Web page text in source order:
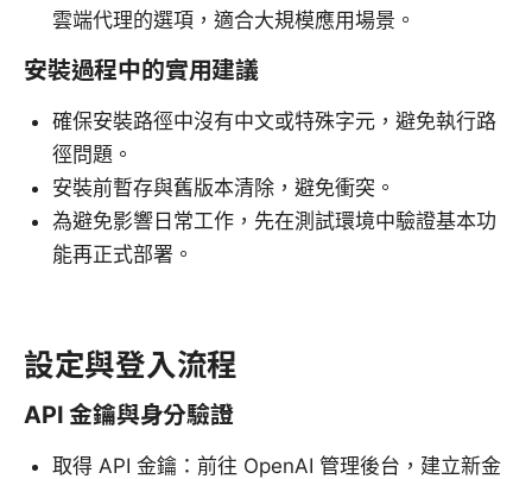
雲端代理的選項，適合大規模應用場景。
安裝過程中的實用建議
確保安裝路徑中沒有中文或特殊字元，避免執行路
徑問題。
安裝前暫存與舊版本清除，避免衝突。
為避免影響日常工作，先在測試環境中驗證基本功
能再正式部署。
設定與登入流程
API 金鑰與身分驗證
取得 API 金鑰：前往 OpenAI 管理後台，建立新金